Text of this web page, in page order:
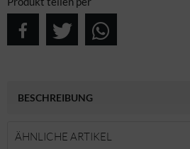
BESCHREIBUNG
ÄHNLICHE ARTIKEL